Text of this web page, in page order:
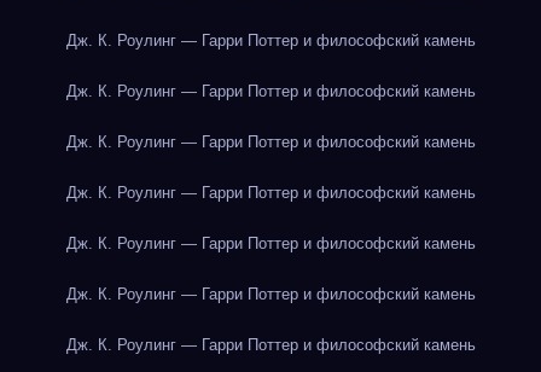
Дж. К. Роулинг — Гарри Поттер и философский камень
Дж. К. Роулинг — Гарри Поттер и философский камень
Дж. К. Роулинг — Гарри Поттер и философский камень
Дж. К. Роулинг — Гарри Поттер и философский камень
Дж. К. Роулинг — Гарри Поттер и философский камень
Дж. К. Роулинг — Гарри Поттер и философский камень
Дж. К. Роулинг — Гарри Поттер и философский камень